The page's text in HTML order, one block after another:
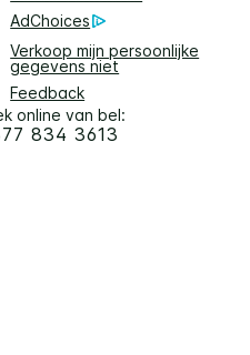
AdChoices
Verkoop mijn persoonlijke
gegevens niet
Feedback
online van bel:
834 3613